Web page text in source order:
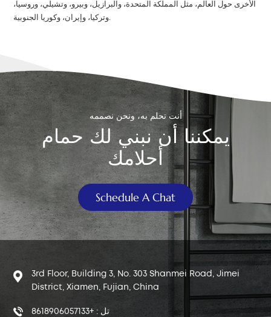
Português
الأخرى حول العالم، مثل المملكة المتحدة، والبرازيل، وبيرو، وتشيلي، وروسيا،
أنت تحلم به، ونحن نصممه
يمكننا أن نبني لك حمام
أحلامك
Schedule A Chat
3rd Floor, Building 3, No. 303 Shanmei Road, Jimei
District, Xiamen, Fujian, China
تل : +8618906057133